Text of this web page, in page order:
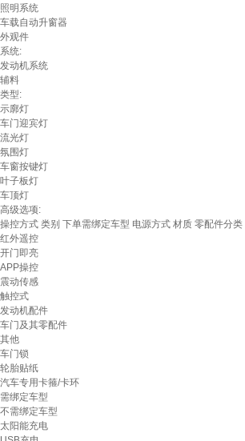
照明系统
车载自动升窗器
外观件
系统:
发动机系统
辅料
类型:
示廓灯
车门迎宾灯
流光灯
氛围灯
车窗按键灯
叶子板灯
车顶灯
高级选项:
操控方式 类别 下单需绑定车型 电源方式 材质 零配件分类
红外遥控
开门即亮
APP操控
震动传感
触控式
发动机配件
车门及其零配件
其他
车门锁
轮胎贴纸
汽车专用卡箍/卡环
需绑定车型
不需绑定车型
太阳能充电